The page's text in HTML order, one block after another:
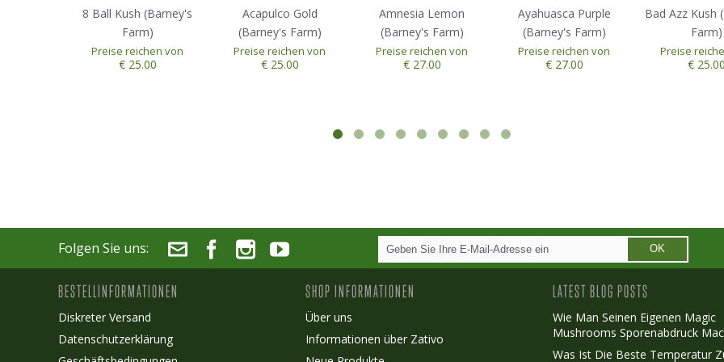
8 Ball Kush (Barney's
Farm)
Preise reichen von
€ 25.00
Acapulco Gold
(Barney's Farm)
Preise reichen von
€ 25.00
Amnesia Lemon
(Barney's Farm)
Preise reichen von
€ 27.00
Ayahuasca Purple
(Barney's Farm)
Preise reichen von
€ 27.00
Bad Azz Kush
Farm)
Preise
€ 25.00
Folgen Sie uns: OK
BESTELLINFORMATIONEN
Diskreter Versand
Datenschutzerklärung
SHOP INFORMATIONEN
Über uns
Informationen über Zativo
LATEST BLOG POSTS
Wie Man Seinen Eigenen Magic
Mushrooms Sporenabdruck
Was Ist Die Beste Temperatur